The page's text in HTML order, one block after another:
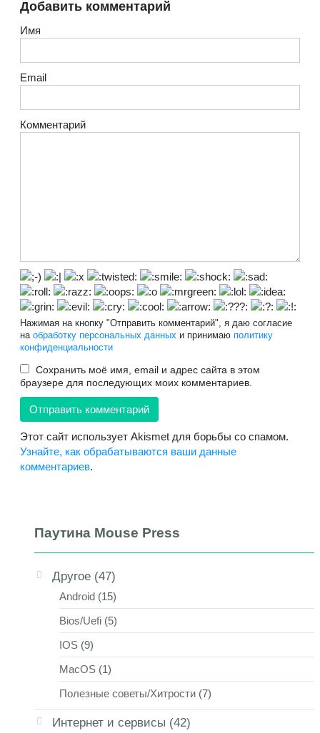
Добавить комментарий
Имя
Email
Комментарий
Нажимая на кнопку "Отправить комментарий", я даю согласие
на обработку персональных данных и принимаю политику
конфиденциальности
Сохранить моё имя, email и адрес сайта в этом
браузере для последующих моих комментариев.
Этот сайт использует Akismet для борьбы со спамом.
Узнайте, как обрабатываются ваши данные
комментариев.
Паутина Mouse Press
Другое (47)
Android (15)
Bios/Uefi (5)
IOS (9)
MacOS (1)
Полезные советы/Хитрости (7)
Интернет и сервисы (42)